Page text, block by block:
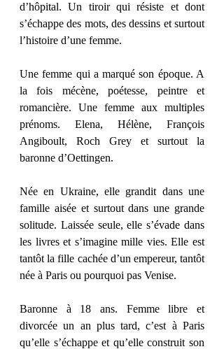
d’hôpital. Un tiroir qui résiste et dont
s’échappe des mots, des dessins et surtout
l’histoire d’une femme.
Une femme qui a marqué son époque. A
la fois mécène, poétesse, peintre et
romancière. Une femme aux multiples
prénoms. Elena, Hélène, François
Angiboult, Roch Grey et surtout la
baronne d’Oettingen.
Née en Ukraine, elle grandit dans une
famille aisée et surtout dans une grande
solitude. Laissée seule, elle s’évade dans
les livres et s’imagine mille vies. Elle est
tantôt la fille cachée d’un empereur, tantôt
née à Paris ou pourquoi pas Venise.
Baronne à 18 ans. Femme libre et
divorcée un an plus tard, c’est à Paris
qu’elle s’échappe et qu’elle construit son